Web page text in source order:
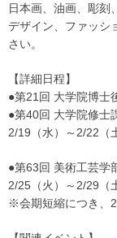
日本画、油画、彫刻
デザイン、ファッシ
さい。
【詳細日程】
●第21回 大学院博士
●第40回 大学院修士
2/19（水）～2/22（
●第63回 美術工芸学
2/25（火）～2/29（
※会期短縮につき、